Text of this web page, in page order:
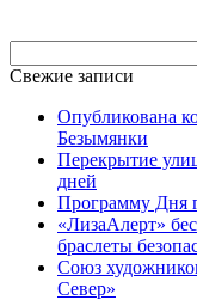
Свежие записи
Опубликована
Безымянки
Перекрытие
дней
Программу Дня
«ЛизаАлерт»
браслеты
Союз
Север»